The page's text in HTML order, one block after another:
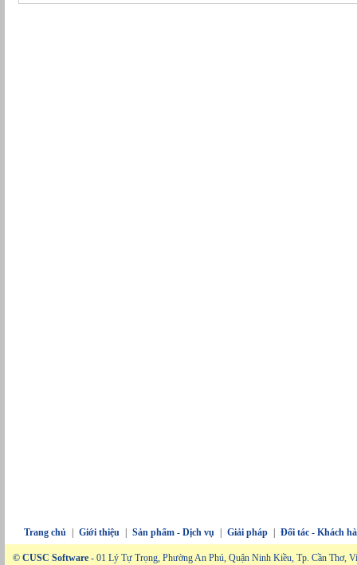
Trang chủ Giới thiệu Sản phẩm - Dịch vụ Giải pháp Đối tác - Khách
© CUSC Software - 01 Lý Tự Trọng, Phường An Phú, Quận Ninh Kiều, Tp. Cần Thơ,